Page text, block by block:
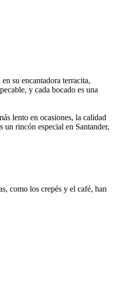
su encantadora terracita,
y cada bocado es una
lento en ocasiones, la calidad
rincón especial en Santander,
como los crepés y el café, han